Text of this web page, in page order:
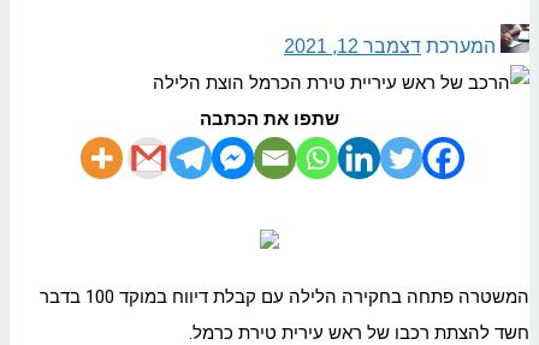
המערכת דצמבר 12, 2021
שתפו את הכתבה
המשטרה פתחה בחקירה הלילה עם קבלת דיווח במוקד 100 בדבר
חשד להצתת רכבו של ראש עירית טירת כרמל.